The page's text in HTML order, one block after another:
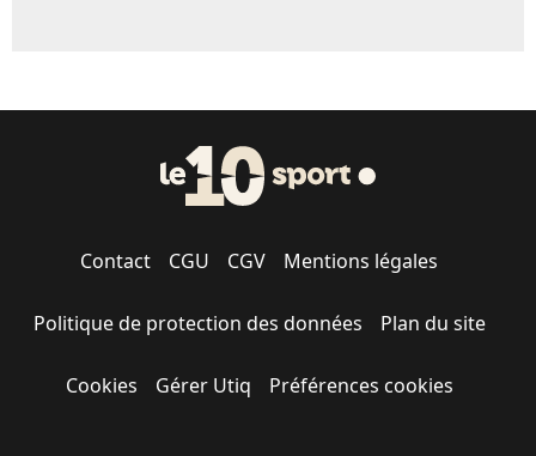
Contact CGU CGV Mentions légales
Politique de protection des données Plan du site
Cookies Gérer Utiq Préférences cookies